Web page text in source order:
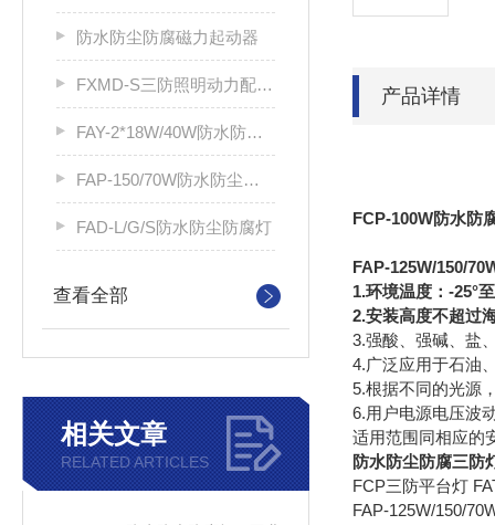
防水防尘防腐磁力起动器
FXMD-S三防照明动力配电箱
FAY-2*18W/40W防水防尘防腐荧光灯
FAP-150/70W防水防尘防腐平台灯
FAD-L/G/S防水防尘防腐灯
查看全部
相关文章
RELATED ARTICLES
产品详情
FCP-100W防水防
FAP-125W/150/
1.环境温度：-25°
2.安装高度不超过
3.强酸、强碱、盐
4.广泛应用于石油
5.根据不同的光源
6.用户电源电压波
适用范围同相应的
防水防尘防腐三防
FCP三防平台灯
FAP-125W/150/